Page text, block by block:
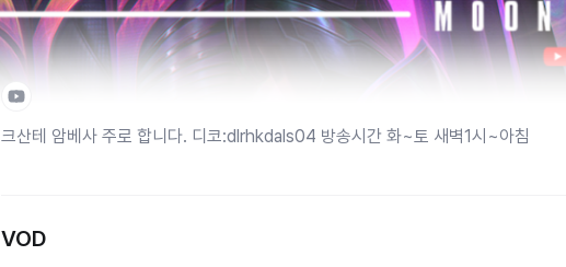
크산테 암베사 주로 합니다. 디코:dlrhkdals04 방송시간 화~토 새벽1시~아침
VOD